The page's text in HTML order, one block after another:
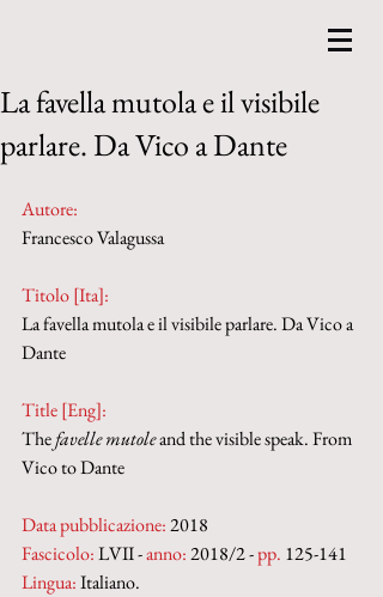
La favella mutola e il visibile
parlare. Da Vico a Dante
Autore:
Francesco Valagussa
Titolo [Ita]:
La favella mutola e il visibile parlare. Da Vico a
Dante
Title [Eng]:
The favelle mutole and the visible speak. From
Vico to Dante
Data pubblicazione: 2018
Fascicolo: LVII - anno: 2018/2 - pp. 125-141
Lingua: Italiano.